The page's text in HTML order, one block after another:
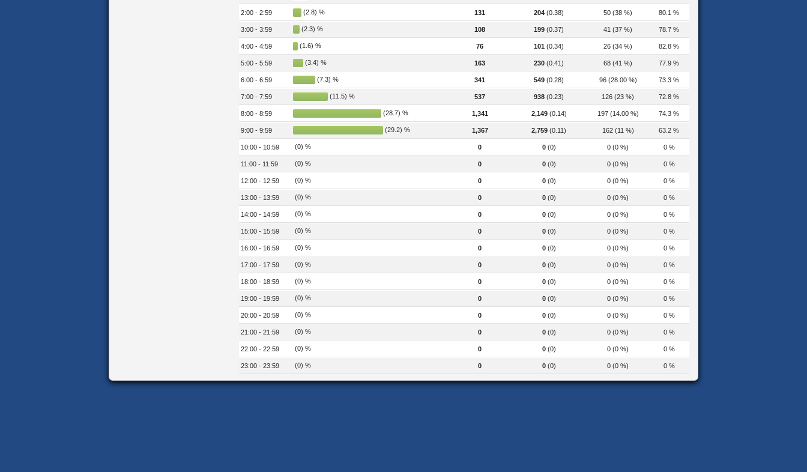
2:00 - 2:59 (2.8) % 131 204 (0.38) 50 (38 %) 80.1 %
3:00 - 3:59 (2.3) % 108 199 (0.37) 41 (37 %) 78.7 %
4:00 - 4:59 (1.6) % 76 101 (0.34) 26 (34 %) 82.8 %
5:00 - 5:59 (3.4) % 163 230 (0.41) 68 (41 %) 77.9 %
6:00 - 6:59 (7.3) % 341 549 (0.28) 96 (28.00 %) 73.3 %
7:00 - 7:59 (11.5) % 537 938 (0.23) 126 (23 %) 72.8 %
8:00 - 8:59 (28.7) % 1,341 2,149(0.14) 197 (14.00 %) 74.3 %
9:00 - 9:59 (29.2) % 1,367 2,759 (0.11) 162 (11 %) 63.2 %
10:00 - 10:59 (0) % 0 0(0) 0 (0 %) 0 %
11:00 - 11:59 (0) % 0 0(0) 0 (0 %) 0 %
12:00 - 12:59 (0) % 0 0(0) 0 (0 %) 0 %
13:00 - 13:59 (0) % 0 0(0) 0 (0 %) 0 %
14:00 - 14:59 (0) % 0 0(0) 0 (0 %) 0 %
15:00 - 15:59 (0) % 0 0(0) 0 (0 %) 0 %
16:00 - 16:59 (0) % 0 0(0) 0 (0 %) 0 %
17:00 - 17:59 (0) % 0 0(0) 0 (0 %) 0 %
18:00 - 18:59 (0) % 0 0(0) 0 (0 %) 0 %
19:00 - 19:59 (0) % 0 0(0) 0 (0 %) 0 %
20:00 - 20:59 (0) % 0 0(0) 0 (0 %) 0 %
21:00 - 21:59 (0) % 0 0(0) 0 (0 %) 0 %
22:00 - 22:59 (0) % 0 0(0) 0 (0 %) 0 %
23:00 - 23:59 (0) % 0 0(0) 0 (0 %) 0 %